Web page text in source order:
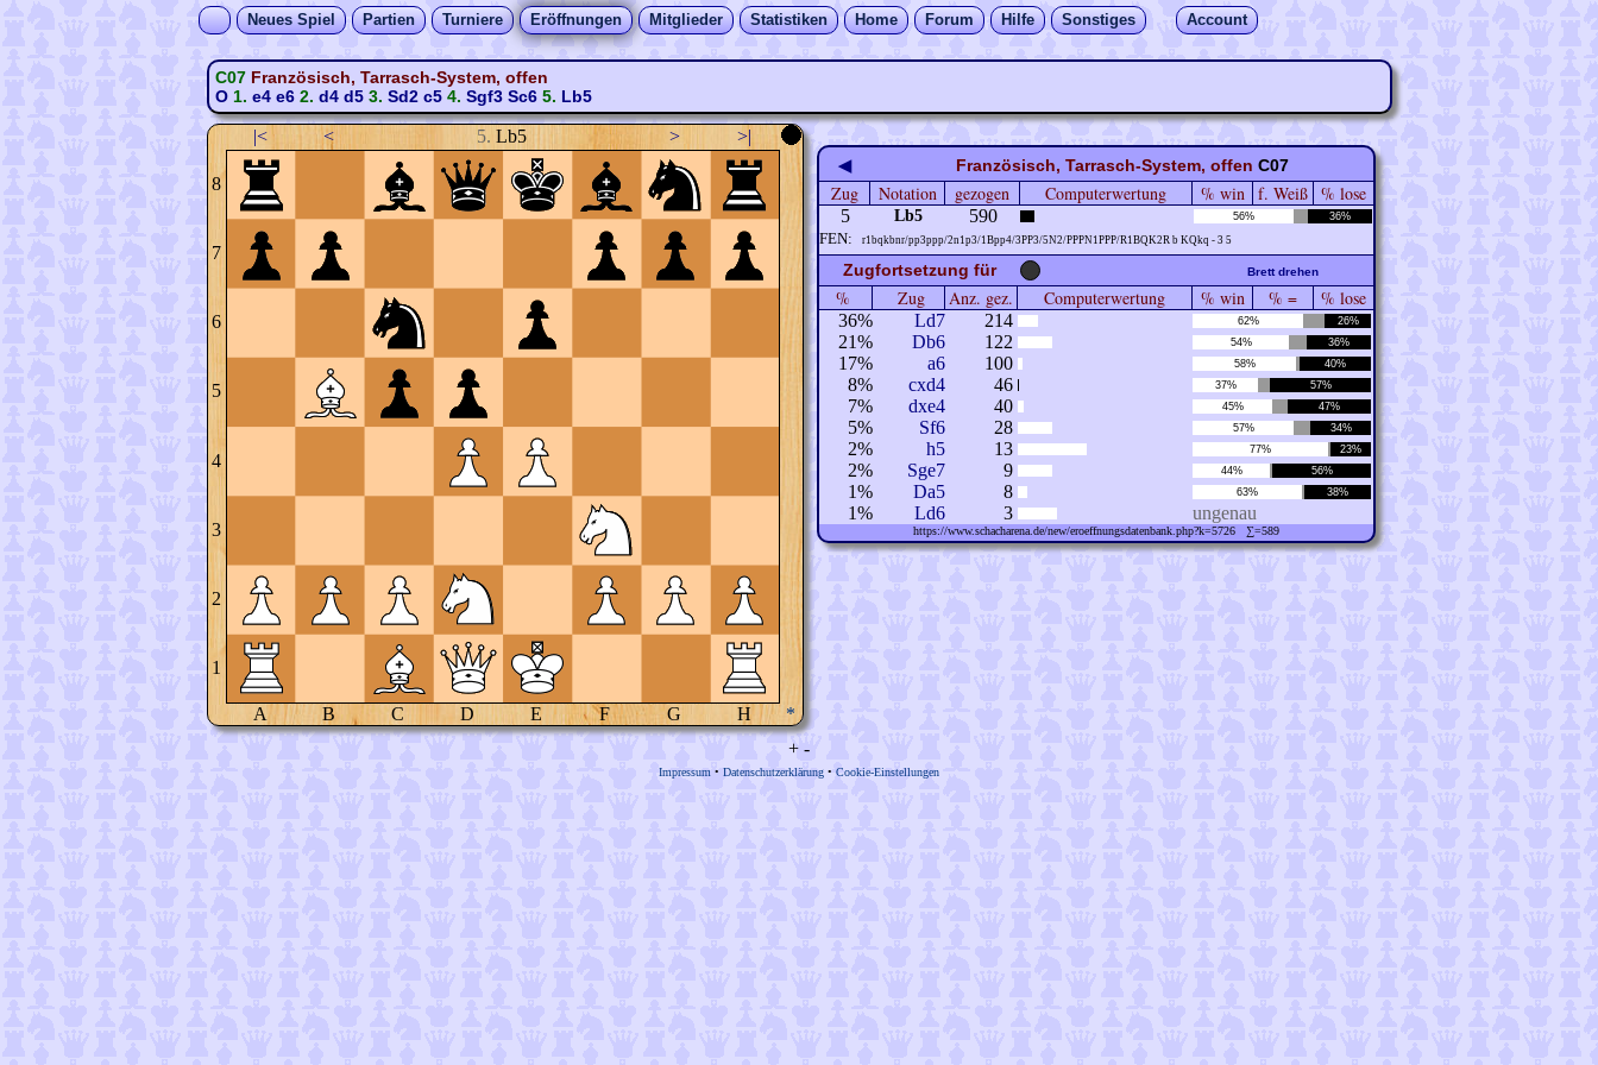
Neues Spiel Partien Turniere Eröffnungen Mitglieder Statistiken Home Forum Hilfe Sonstiges Account
C07 Französisch, Tarrasch-System, offen
O1. e4 e62. d4 d53. Sd2 c54. Sgf3 Sc65. Lb5
|< < 5. Lb5 > >|
8
7
6
5
4
3
2
1
A B C D E F G H *
◀ Französisch, Tarrasch-System, offen C07
Zug Notation gezogen Computerwertung % win f. Weiß % lose
5 Lb5 590 56% 36%
FEN: r1bqkbnr/pp3ppp/2n1p3/1Bpp4/3PP3/5N2/PPPN1PPP/R1BQK2R b KQkq - 3 5
Zugfortsetzung für Brett drehen
% Zug Anz. gez. Computerwertung % win % = % lose
36% Ld7 214 62% 26%
21% Db6 122 54% 36%
17% a6 100 58% 40%
8% cxd4 46 37% 57%
7% dxe4 40 45% 47%
5% Sf6 28 57% 34%
2% h5 13 77% 23%
2% Sge7 9 44% 56%
1% Da5 8 63% 38%
1% Ld6 3 ungenau
https://www.schacharena.de/new/eroeffnungsdatenbank.php?k=5726 ∑=589
+ -
Impressum • Datenschutzerklärung • Cookie-Einstellungen